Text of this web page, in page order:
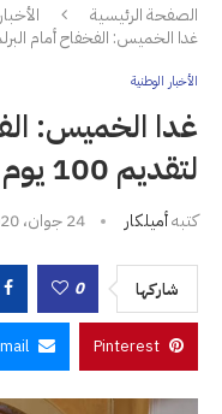
الصفحة الرئيسية
غدا الخميس: الفخفاح أمام البرلمان لتقديم 100
الأخبار الوطنية
غدا الخميس:
لتقديم 100 يوم من عمل حكومته
كتبهأميلكار 24 جوان، 2020
شاركها 0
Pinterest